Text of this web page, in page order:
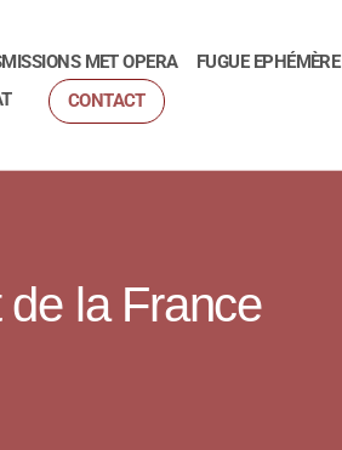
MET OPERA
FUGUE EPHÉMÈRE
CONTACT
la France